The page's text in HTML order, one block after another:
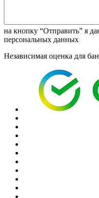
на кнопку “Отправить” я
персональных данных
Независимая оценка для